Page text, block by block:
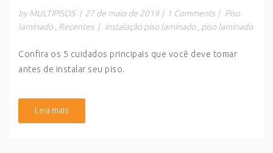
by MULTIPISOS | 27 de maio de 2019 | 1 Comments | Piso
laminado
Recentes | instalação piso laminado piso laminado
Confira os 5 cuidados principais que você deve tomar
antes de instalar seu piso.
Leia mais